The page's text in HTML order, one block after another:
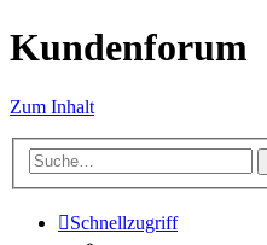
Kundenforum
Zum Inhalt
Schnellzugriff